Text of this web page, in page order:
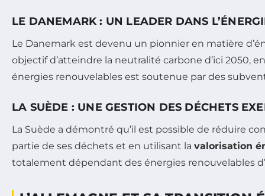
LE DANEMARK : UN LEADER DANS
Le Danemark est devenu un pionnier en matière
objectif d’atteindre la neutralité carbone d’ici 2050,
énergies renouvelables est soutenue par des
LA SUÈDE : UNE GESTION DES DÉCHETS
La Suède a démontré qu’il est possible de réduire
partie de ses déchets et en utilisant la valorisation
totalement dépendant des énergies renouvelables